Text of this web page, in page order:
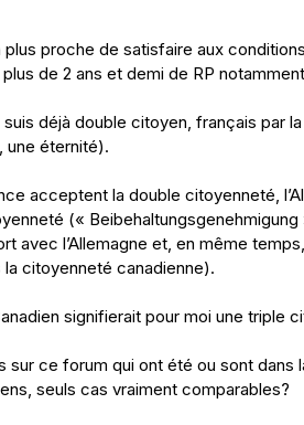
plus proche de satisfaire aux
de 2 ans et demi de RP
déjà double citoyen, français par
une éternité).
acceptent la double citoyenneté,
(«
avec l’Allemagne et, en même
la citoyenneté canadienne).
signifierait pour moi une triple
sur ce forum qui ont été ou sont
seuls cas vraiment comparables?